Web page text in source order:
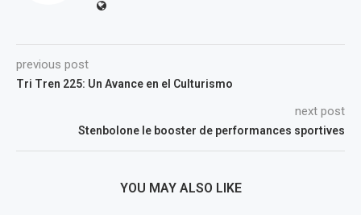
previous post
Tri Tren 225: Un Avance en el Culturismo
next post
Stenbolone le booster de performances sportives
YOU MAY ALSO LIKE